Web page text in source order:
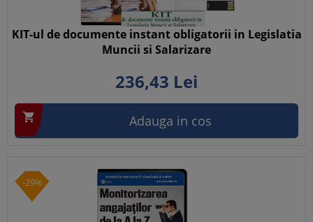
KIT-ul de documente instant obligatorii in Legislatia
Muncii si Salarizare
236,43 Lei
 Adauga in cos
-29%